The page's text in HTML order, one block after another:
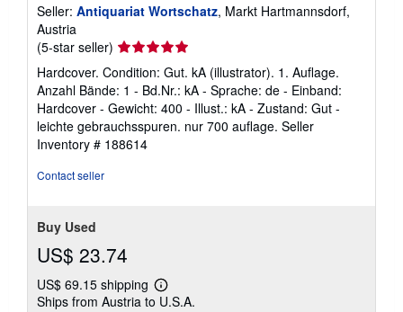
Seller: Antiquariat Wortschatz, Markt Hartmannsdorf,
Austria
(5-star seller) Seller
rating
5
out
of
5
stars
Hardcover. Condition: Gut. kA (illustrator). 1. Auflage.
Anzahl Bände: 1 - Bd.Nr.: kA - Sprache: de - Einband:
Hardcover - Gewicht: 400 - Illust.: kA - Zustand: Gut -
leichte gebrauchsspuren. nur 700 auflage. Seller
Inventory # 188614
Contact seller
Buy Used
US$ 23.74
US$ 69.15 shipping
Learn
more
Ships from Austria to U.S.A.